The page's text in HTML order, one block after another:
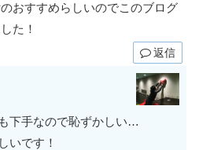
おすすめらしいのでこのブログ
た！
返信
下手なので恥ずかしい…
いです！